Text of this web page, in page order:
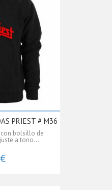
PRIEST # M36
con bolsillo de
a tono...